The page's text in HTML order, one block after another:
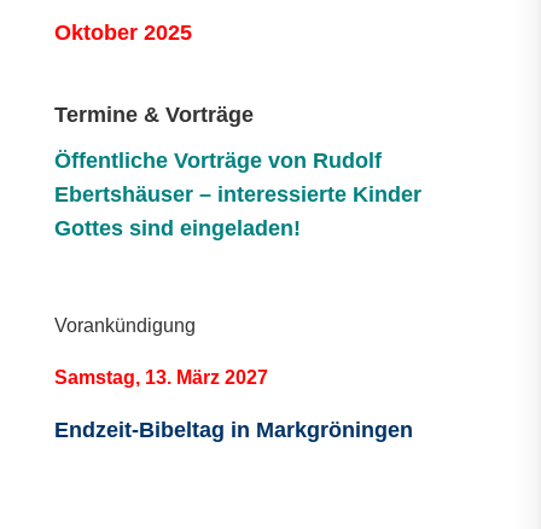
Oktober 2025
Termine & Vorträge
Öffentliche Vorträge von Rudolf
Ebertshäuser – interessierte Kinder
Gottes sind eingeladen!
Vorankündigung
Samstag, 13. März 2027
Endzeit-Bibeltag in Markgröningen